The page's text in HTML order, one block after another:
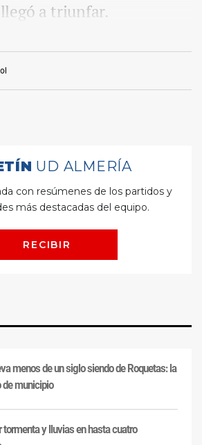
a triunfar.
menos de un siglo siendo de Roquetas: la
municipio
tormenta y lluvias en hasta cuatro